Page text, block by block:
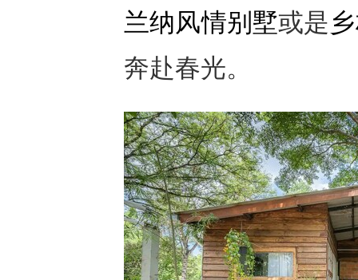
兰纳风情别墅或是
奔赴春光。